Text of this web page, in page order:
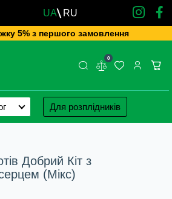
UA RU
5% з першого замовлення
0
Для розплідників
Добрий Кіт з
(Мікс)